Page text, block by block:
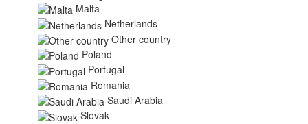
Malta
Netherlands
Other country
Poland
Portugal
Romania
Saudi Arabia
Slovak